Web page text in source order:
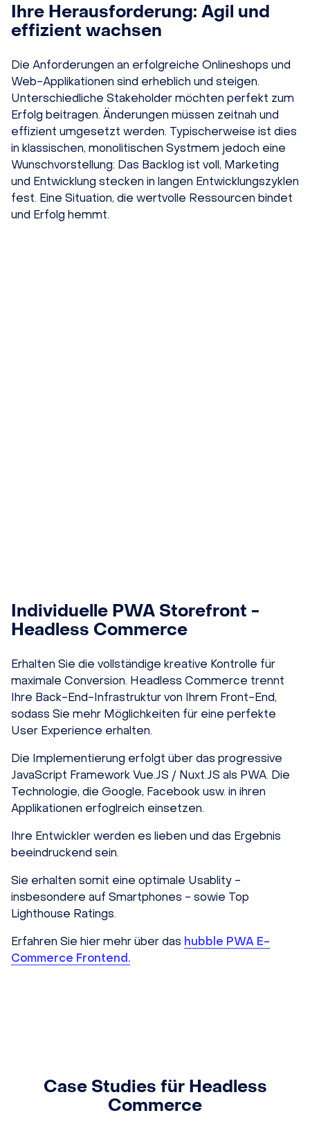
Ihre Herausforderung: Agil und
effizient wachsen
Die Anforderungen an erfolgreiche Onlineshops und
Web-Applikationen sind erheblich und steigen.
Unterschiedliche Stakeholder möchten perfekt zum
Erfolg beitragen. Änderungen müssen zeitnah und
effizient umgesetzt werden. Typischerweise ist dies
in klassischen, monolitischen Systmem jedoch eine
Wunschvorstellung: Das Backlog ist voll, Marketing
und Entwicklung stecken in langen Entwicklungszyklen
fest. Eine Situation, die wertvolle Ressourcen bindet
und Erfolg hemmt.
Individuelle PWA Storefront -
Headless Commerce
Erhalten Sie die vollständige kreative Kontrolle für
maximale Conversion. Headless Commerce trennt
Ihre Back-End-Infrastruktur von Ihrem Front-End,
sodass Sie mehr Möglichkeiten für eine perfekte
User Experience erhalten.
Die Implementierung erfolgt über das progressive
JavaScript Framework Vue.JS / Nuxt.JS als PWA. Die
Technologie, die Google, Facebook usw. in ihren
Applikationen erfoglreich einsetzen.
Ihre Entwickler werden es lieben und das Ergebnis
beeindruckend sein.
Sie erhalten somit eine optimale Usablity -
insbesondere auf Smartphones - sowie Top
Lighthouse Ratings.
Erfahren Sie hier mehr über das hubble PWA E-
Commerce Frontend.
Case Studies für Headless
Commerce